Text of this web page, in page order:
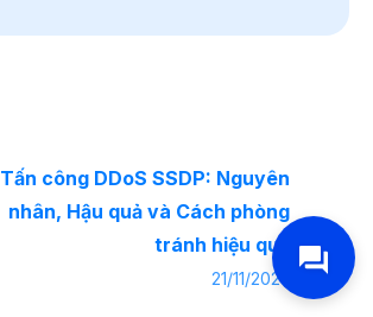
Tấn công DDoS SSDP: Nguyên
nhân, Hậu quả và Cách phòng
tránh hiệu quả
21/11/2025